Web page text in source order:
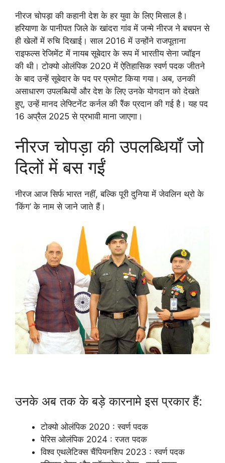
नीरज चोपड़ा की कहानी देश के हर युवा के लिए मिसाल है।
हरियाणा के पानीपत जिले के खांदरा गांव में जन्मे नीरज ने बचपन से
ही खेलों में रुचि दिखाई। साल 2016 में उन्होंने राजपूताना
राइफल्स रेजिमेंट में नायब सूबेदार के रूप में भारतीय सेना ज्वॉइन
की थी। टोक्यो ओलंपिक 2020 में ऐतिहासिक स्वर्ण पदक जीतने
के बाद उन्हें सूबेदार के पद पर प्रमोट किया गया। अब, उनकी
असाधारण उपलब्धियों और देश के लिए उनके योगदान को देखते
हुए, उन्हें मानद लेफ्टिनेंट कर्नल की रैंक प्रदान की गई है। यह पद
16 अप्रैल 2025 से प्रभावी माना जाएगा।
नीरज चोपड़ा की उपलब्धियाँ जो
दिलों में बस गईं
नीरज आज सिर्फ भारत नहीं, बल्कि पूरी दुनिया में जेवलिन थ्रो के
‘किंग’ के नाम से जाने जाते हैं।
उनके अब तक के बड़े कारनामे इस प्रकार हैं:
टोक्यो ओलंपिक 2020 : स्वर्ण पदक
पेरिस ओलंपिक 2024 : रजत पदक
विश्व एथलेटिक्स चैंपियनशिप 2023 : स्वर्ण पदक